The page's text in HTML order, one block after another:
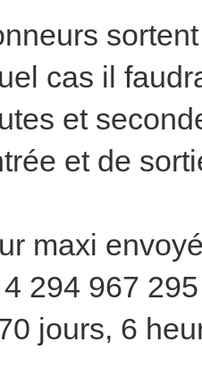
cas il
et
et de
maxi
294 967
jours, 6